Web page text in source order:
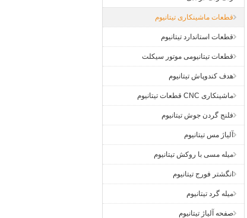
قطعات ماشینکاری تیتانیوم
قطعات استاندارد تیتانیوم
قطعات تیتانیومی موتور سیکلت
هدف کندوپاش تیتانیوم
ماشینکاری CNC قطعات تیتانیوم
فلنج گردن جوش تیتانیوم
آلیاژ مس تیتانیوم
میله مسی با روکش تیتانیوم
انگشتر فورج تیتانیوم
میله گرد تیتانیوم
صفحه آلیاژ تیتانیوم